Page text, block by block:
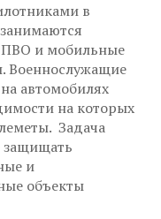
в
ПВО и мобильные
Военнослужащие
автомобилях
на которых
Задача
защищать
и
объекты